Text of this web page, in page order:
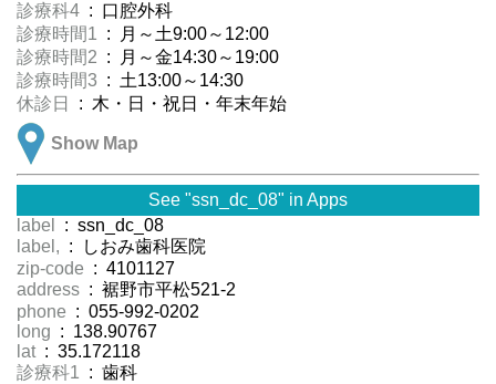
診療科4 : 口腔外科
診療時間1 : 月～土9:00～12:00
診療時間2 : 月～金14:30～19:00
診療時間3 : 土13:00～14:30
休診日
: 木・日・祝日・年末年始
Show Map
See "ssn_dc_08" in Apps
label
: ssn_dc_08
label, : しおみ歯科医院
zip-code : 4101127
address : 裾野市平松521-2
phone : 055-992-0202
long : 138.90767
lat : 35.172118
診療科1 : 歯科